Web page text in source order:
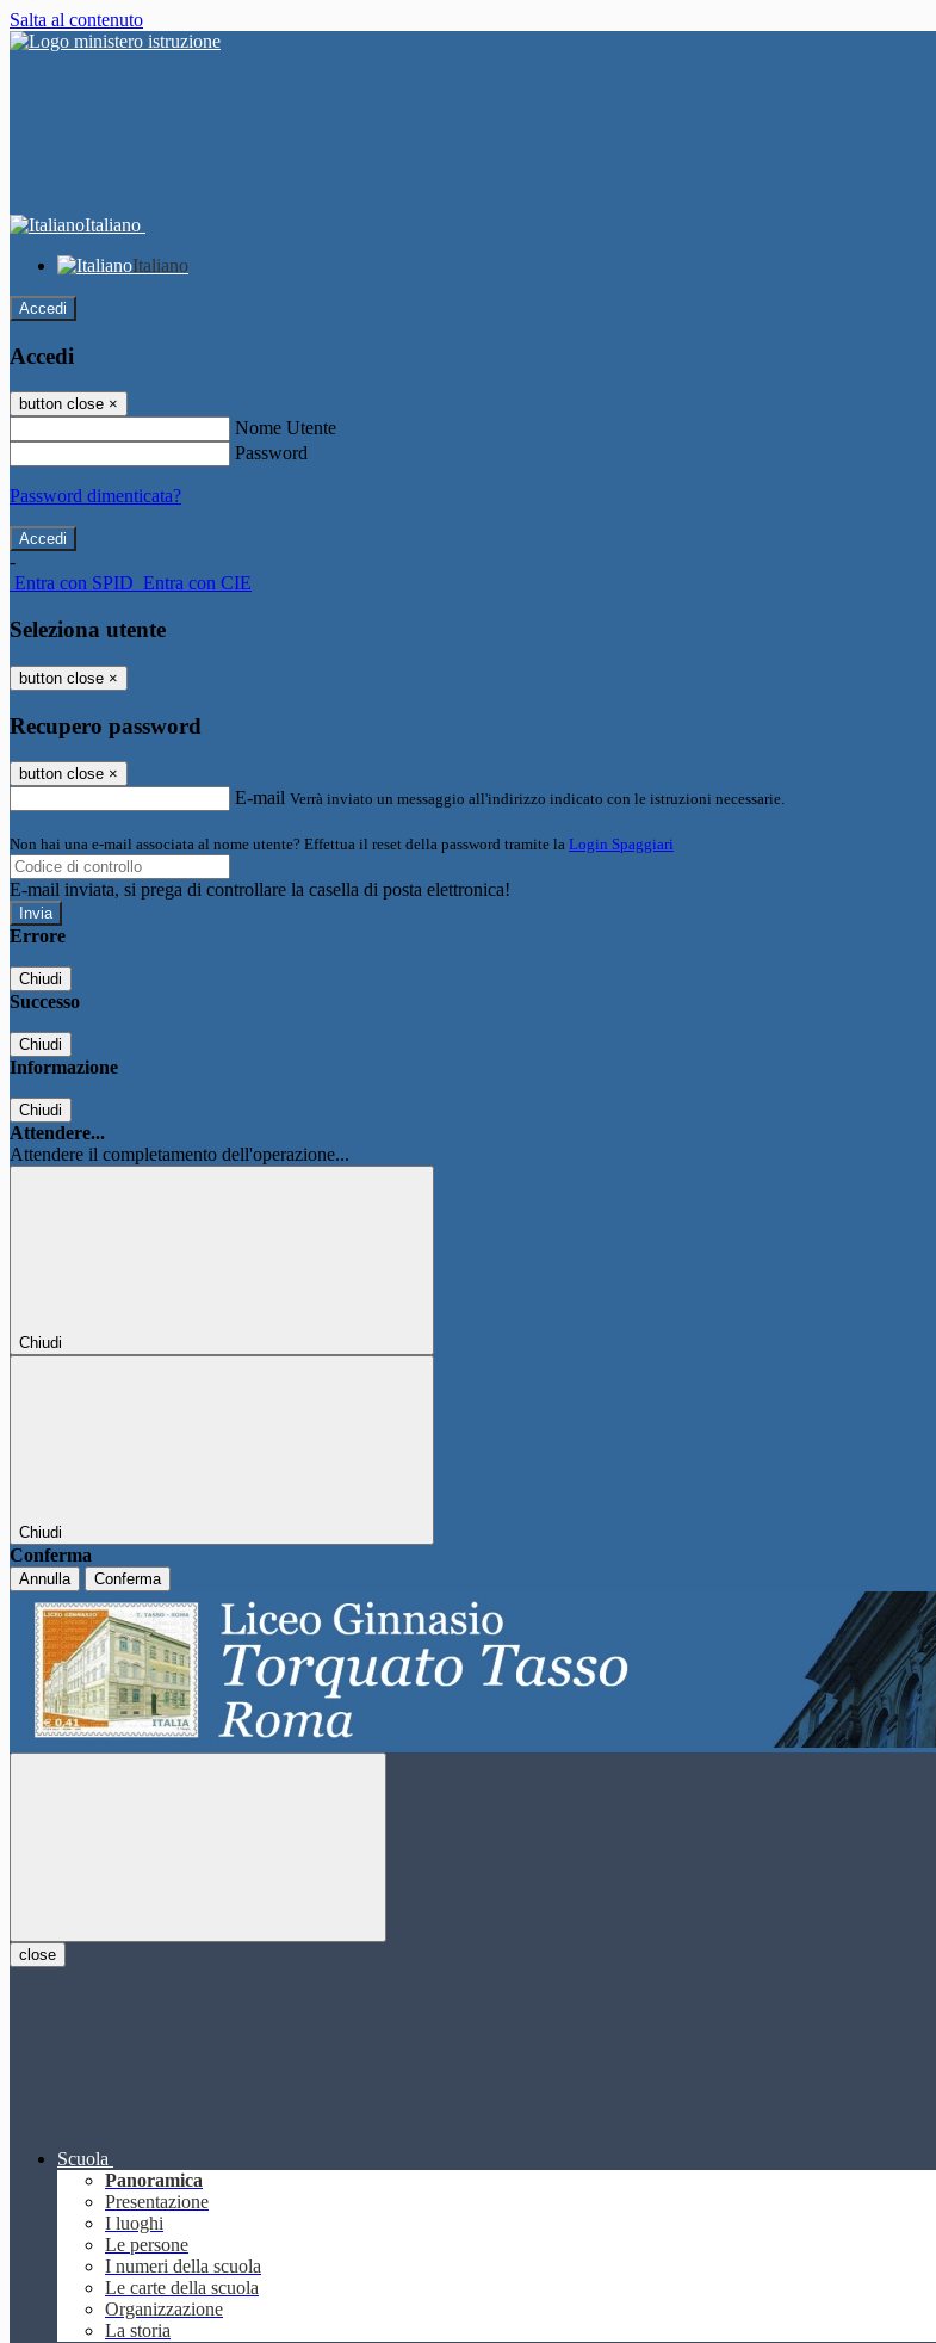
Salta al contenuto
Italiano
Italiano
Accedi
Accedi
button close ×
Nome Utente
Password
Password dimenticata?
-
Entra con SPID Entra con CIE
Seleziona utente
button close ×
Recupero password
button close ×
E-mail Verrà inviato un messaggio all'indirizzo indicato con le istruzioni necessarie.
Non hai una e-mail associata al nome utente? Effettua il reset della password tramite la Login Spaggiari
E-mail inviata, si prega di controllare la casella di posta elettronica!
Errore
Chiudi
Successo
Chiudi
Informazione
Chiudi
Attendere...
Attendere il completamento dell'operazione...
Chiudi
Chiudi
Conferma
Annulla Conferma
close
Scuola
Panoramica
Presentazione
I luoghi
Le persone
I numeri della scuola
Le carte della scuola
Organizzazione
La storia